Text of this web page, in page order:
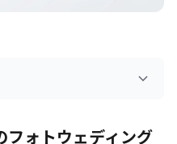
フォトウェディング